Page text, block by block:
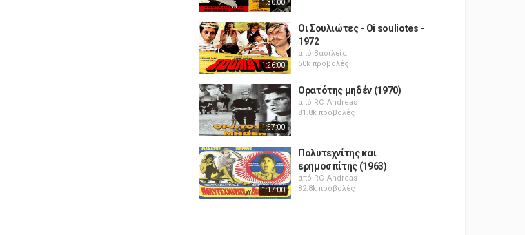
1:30:00
1:26:00
Οι Σουλιώτες - Oi souliotes -
1972
από Βασιλεία
50k προβολές
1:57:00
Ορατότης μηδέν (1970)
από RC_Andreas
81.8k προβολές
1:17:00
Πολυτεχνίτης και
ερημοσπίτης (1963)
από RC_Andreas
82.8k προβολές